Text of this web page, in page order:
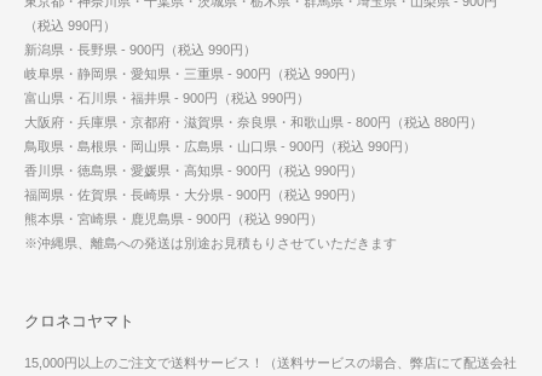
（税込 990円）
新潟県・長野県 - 900円（税込 990円）
岐阜県・静岡県・愛知県・三重県 - 900円（税込 990円）
富山県・石川県・福井県 - 900円（税込 990円）
大阪府・兵庫県・京都府・滋賀県・奈良県・和歌山県 - 800円（税込 880円）
鳥取県・島根県・岡山県・広島県・山口県 - 900円（税込 990円）
香川県・徳島県・愛媛県・高知県 - 900円（税込 990円）
福岡県・佐賀県・長崎県・大分県 - 900円（税込 990円）
熊本県・宮崎県・鹿児島県 - 900円（税込 990円）
※沖縄県、離島への発送は別途お見積もりさせていただきます
クロネコヤマト
15,000円以上のご注文で送料サービス！（送料サービスの場合、弊店にて配送会社